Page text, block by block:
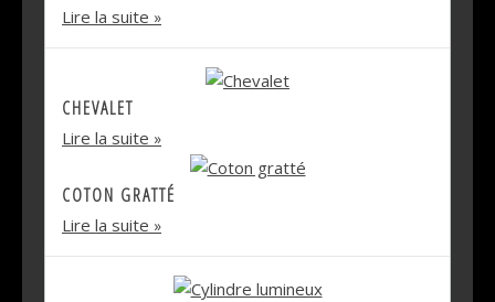
Lire la suite
CHEVALET
Lire la suite
COTON GRATTÉ
Lire la suite